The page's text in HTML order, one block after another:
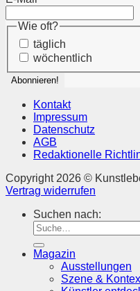
Wie oft?
täglich
wöchentlich
Kontakt
Impressum
Datenschutz
AGB
Redaktionelle
Copyright 2026 ©
Vertrag widerrufen
Suchen nach:
Magazin
Ausstellungen
Szene &